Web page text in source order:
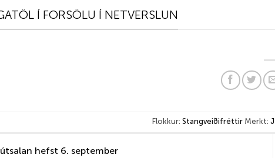
Í FORSÖLU Í NETVERSLUN
Flokkur: Stangveiðifréttir Merkt:
hefst 6. september